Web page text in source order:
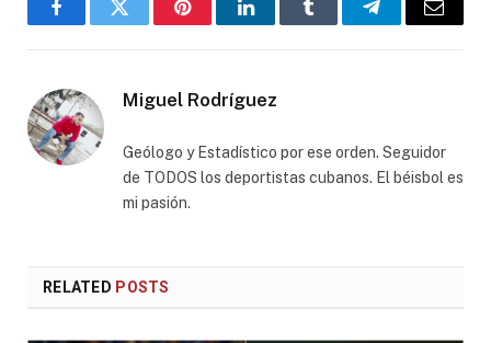
FacebookTwitter PinterestLinkedInTumblr TelegramEmail
Miguel Rodríguez
Geólogo y Estadístico por ese orden. Seguidor
de TODOS los deportistas cubanos. El béisbol es
mi pasión.
RELATED POSTS